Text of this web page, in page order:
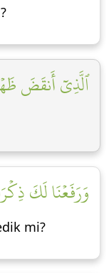
ٱلَّذِيٓ أَنقَضَ
وَرَفَعۡنَا لَكَ
mi?